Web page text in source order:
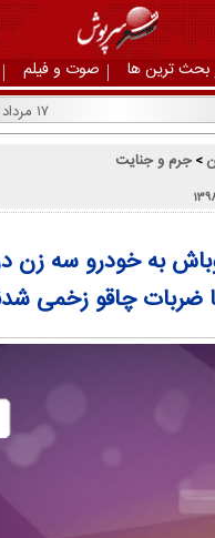
بحث ترین ها صوت و فیلم
۱۷ مرداد ۱۴۰۵
>جرم و جنایت
به خودرو سه زن
ضربات چاقو زخمی